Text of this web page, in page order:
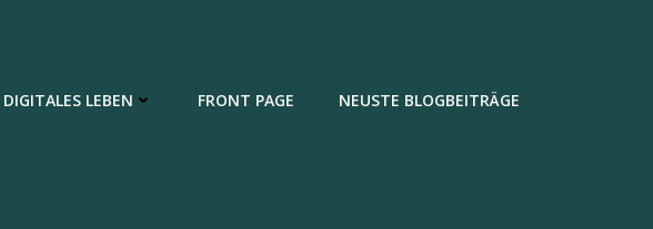
DIGITALES LEBEN FRONT PAGE NEUSTE BLOGBEITRÄGE